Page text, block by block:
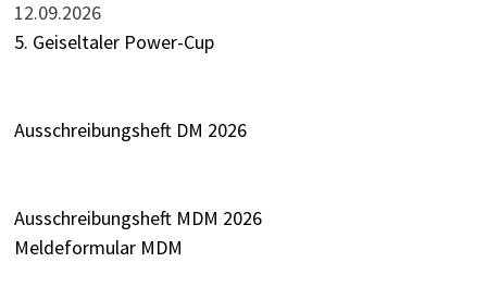
12.09.2026
5. Geiseltaler Power-Cup
Ausschreibungsheft DM 2026
Ausschreibungsheft MDM 2026
Meldeformular MDM